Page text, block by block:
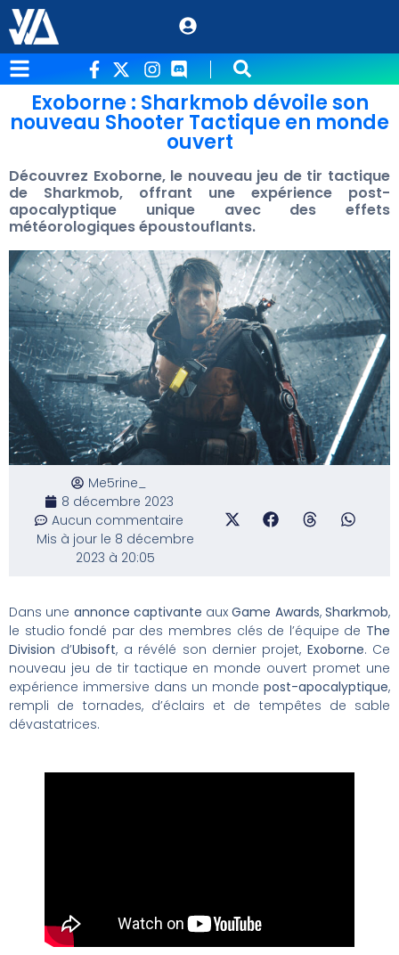
Exoborne : Sharkmob dévoile son
nouveau Shooter Tactique en monde
ouvert
Découvrez Exoborne, le nouveau jeu de tir tactique
de Sharkmob, offrant une expérience post-
apocalyptique unique avec des effets
météorologiques époustouflants.
Me5rine_
8 décembre 2023
Aucun commentaire
Mis à jour le 8 décembre
2023 à 20:05
Dans une annonce captivante auxGame Awards,Sharkmob,
le studio fondé par des membres clés de l’équipe de The
Division d’Ubisoft, a révélé son dernier projet, Exoborne. Ce
nouveau jeu de tir tactique en monde ouvert promet une
expérience immersive dans un monde post-apocalyptique,
rempli de tornades, d’éclairs et de tempêtes de sable
dévastatrices.